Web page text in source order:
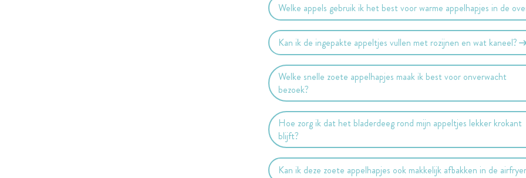
Welke appels gebruik ik het best voor warme appelhapjes in de
Kan ik de ingepakte appeltjes vullen met rozijnen en wat kaneel?
Welke snelle zoete appelhapjes maak ik best voor onverwacht
bezoek?
Hoe zorg ik dat het bladerdeeg rond mijn appeltjes lekker krokant
blijft?
Kan ik deze zoete appelhapjes ook makkelijk afbakken in de